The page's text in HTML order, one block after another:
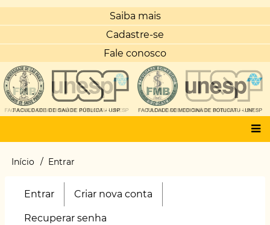
usuário
Saiba mais
Cadastre-se
Fale conosco
Main
Trilha
navegação
Início Entrar
Primary
Entrar (aba
ativa)
Criar nova conta
Recuperar senha